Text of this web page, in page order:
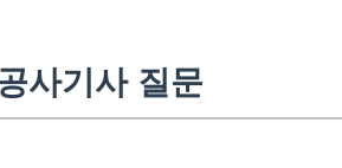
사기사 질문